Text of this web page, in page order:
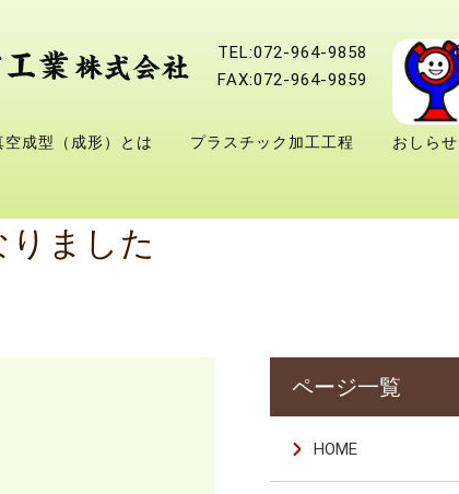
TEL:072-964-9858
FAX:072-964-9859
空成型（成形）とは プラスチック加工工程 おしらせ
ました
HOME